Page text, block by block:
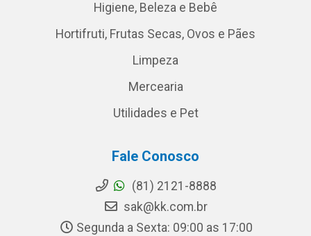
Higiene, Beleza e Bebê
Hortifruti, Frutas Secas, Ovos e Pães
Limpeza
Mercearia
Utilidades e Pet
Fale Conosco
(81) 2121-8888
sak@kk.com.br
Segunda a Sexta: 09:00 as 17:00